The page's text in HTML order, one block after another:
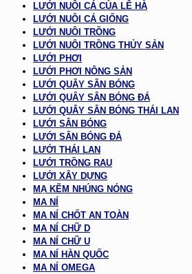
LƯỚI NUÔI CÁ CỦA LÊ HÀ
LƯỚI NUÔI CÁ GIỐNG
LƯỚI NUÔI TRỒNG
LƯỚI NUÔI TRỒNG THỦY SẢN
LƯỚI PHƠI
LƯỚI PHƠI NÔNG SẢN
LƯỚI QUÂY SÂN BÓNG
LƯỚI QUÂY SÂN BÓNG ĐÁ
LƯỚI QUÂY SÂN BÓNG THÁI LAN
LƯỚI SÂN BÓNG
LƯỚI SÂN BÓNG ĐÁ
LƯỚI THÁI LAN
LƯỚI TRỒNG RAU
LƯỚI XÂY DỰNG
MẠ KẼM NHÚNG NÓNG
MA NÍ
MA NÍ CHỐT AN TOÀN
MA NÍ CHỮ D
MA NÍ CHỮ U
MA NÍ HÀN QUỐC
MA NÍ OMEGA